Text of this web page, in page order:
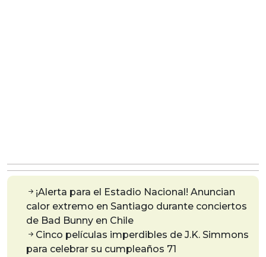
¡Alerta para el Estadio Nacional! Anuncian
calor extremo en Santiago durante conciertos
de Bad Bunny en Chile
Cinco películas imperdibles de J.K. Simmons
para celebrar su cumpleaños 71